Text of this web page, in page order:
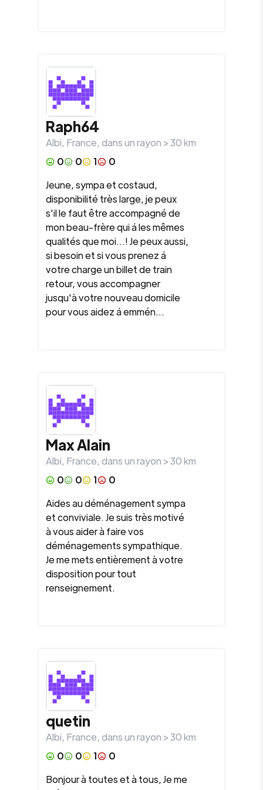
Raph64
Albi, France, dans un rayon >30km
0
0 1
0
Jeune, sympa et costaud,
disponibilité très large, je peux
s'il le faut être accompagné de
mon beau-frère qui á les mêmes
qualités que moi...! Je peux aussi,
si besoin et si vous prenez á
votre charge un billet de train
retour, vous accompagner
jusqu'à votre nouveau domicile
pour vous aidez á emmén...
Max Alain
Albi, France, dans un rayon >30km
0
0 1
0
Aides au déménagement sympa
et conviviale. Je suis très motivé
à vous aider à faire vos
déménagements sympathique.
Je me mets entièrement à votre
disposition pour tout
renseignement.
quetin
Albi, France, dans un rayon >30km
0
0 1
0
Bonjour à toutes et à tous, Je me